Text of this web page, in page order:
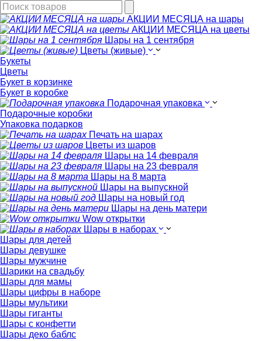
АКЦИИ МЕСЯЦА на шары
АКЦИИ МЕСЯЦА на цветы
Шары на 1 сентября
Цветы (живые)
Букеты
Цветы
Букет в корзинке
Букет в коробке
Подарочная упаковка
Подарочные коробки
Упаковка подарков
Печать на шарах
Цветы из шаров
Шары на 14 февраля
Шары на 23 февраля
Шары на 8 марта
Шары на выпускной
Шары на новый год
Шары на день матери
Wow открытки
Шары в наборах
Шары для детей
Шары девушке
Шары мужчине
Шарики на свадьбу
Шары для мамы
Шары цифры в наборе
Шары мультики
Шары гиганты
Шары с конфетти
Шары деко баблс